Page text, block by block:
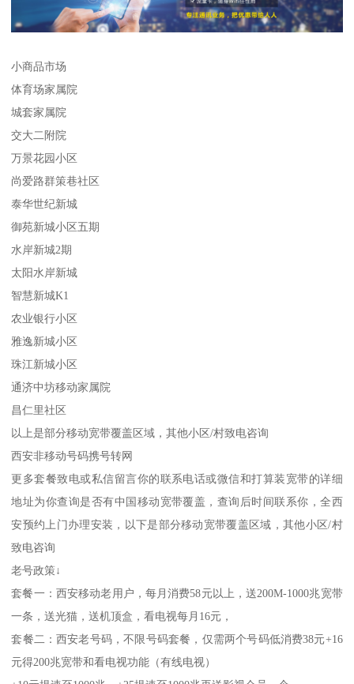
小商品市场
体育场家属院
城套家属院
交大二附院
万景花园小区
尚爱路群策巷社区
泰华世纪新城
御苑新城小区五期
水岸新城2期
太阳水岸新城
智慧新城K1
农业银行小区
雅逸新城小区
珠江新城小区
通济中坊移动家属院
昌仁里社区
以上是部分移动宽带覆盖区域，其他小区/村致电咨询
西安非移动号码携号转网
更多套餐致电或私信留言你的联系电话或微信和打算装宽带的详细
地址为你查询是否有中国移动宽带覆盖，查询后时间联系你，全西
安预约上门办理安装，以下是部分移动宽带覆盖区域，其他小区/村
致电咨询
老号政策↓
套餐一：西安移动老用户，每月消费58元以上，送200M-1000兆宽带
一条，送光猫，送机顶盒，看电视每月16元，
套餐二：西安老号码，不限号码套餐，仅需两个号码低消费38元+16
元得200兆宽带和看电视功能（有线电视）